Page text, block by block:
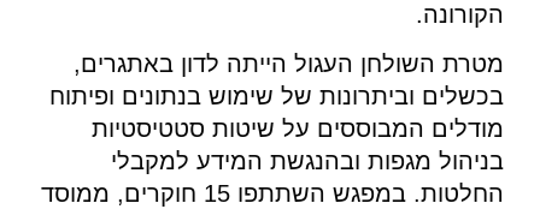
הקורונה.
מטרת השולחן העגול הייתה לדון באתגרים,
בכשלים וביתרונות של שימוש בנתונים ופיתוח
מודלים המבוססים על שיטות סטטיסטיות
בניהול מגפות ובהנגשת המידע למקבלי
החלטות. במפגש השתתפו 15 חוקרים, ממוסד